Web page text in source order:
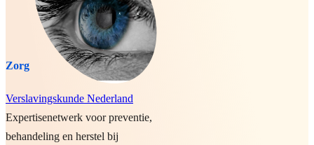
Zorg
Verslavingskunde Nederland
Expertisenetwerk voor preventie,
behandeling en herstel bij